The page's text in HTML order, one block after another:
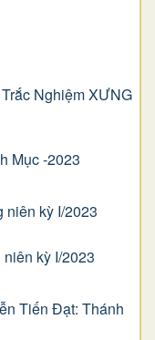
Nghiệm XƯNG
Mục -2023
niên kỳ I/2023
kỳ I/2023
Tiến Đạt: Thánh